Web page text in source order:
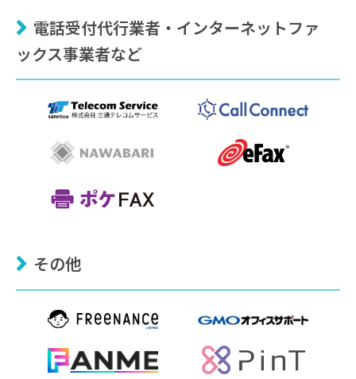
電話受付代行業者・インターネットファ
ックス事業者など
その他